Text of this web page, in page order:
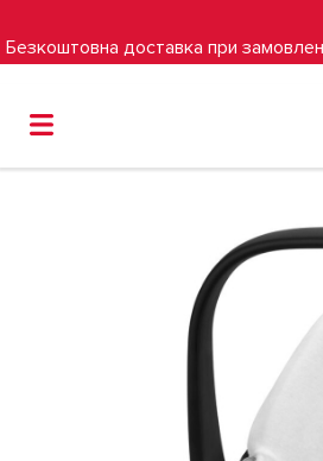
Безкоштовна доставка при